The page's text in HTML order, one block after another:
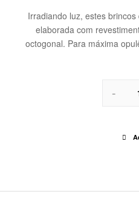
Irradiando luz, estes
elaborada com
octogonal. Para máxima
-